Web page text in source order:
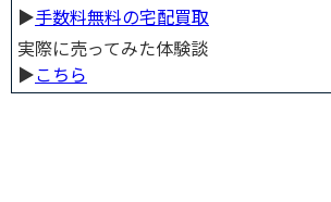
▶︎手数料無料の宅配買取
実際に売ってみた体験談
▶︎こちら